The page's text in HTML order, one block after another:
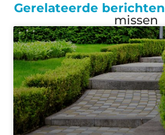
Gerelateerde berichten
missen